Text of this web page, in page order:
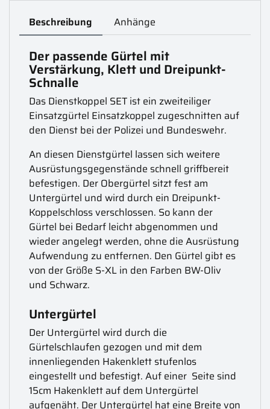
Beschreibung Anhänge
Der passende Gürtel mit
Verstärkung, Klett und Dreipunkt-
Schnalle
Das Dienstkoppel SET ist ein zweiteiliger
Einsatzgürtel Einsatzkoppel zugeschnitten auf
den Dienst bei der Polizei und Bundeswehr.
An diesen Dienstgürtel lassen sich weitere
Ausrüstungsgegenstände schnell griffbereit
befestigen. Der Obergürtel sitzt fest am
Untergürtel und wird durch ein Dreipunkt-
Koppelschloss verschlossen. So kann der
Gürtel bei Bedarf leicht abgenommen und
wieder angelegt werden, ohne die Ausrüstung
Aufwendung zu entfernen. Den Gürtel gibt es
von der Größe S-XL in den Farben BW-Oliv
und Schwarz.
Untergürtel
Der Untergürtel wird durch die
Gürtelschlaufen gezogen und mit dem
innenliegenden Hakenklett stufenlos
eingestellt und befestigt. Auf einer Seite sind
15cm Hakenklett auf dem Untergürtel
aufgenäht. Der Untergürtel hat eine Breite von